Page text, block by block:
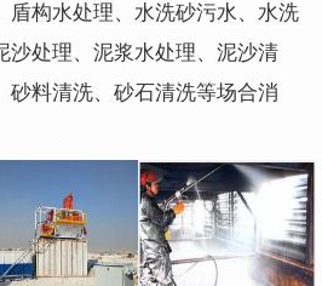
盾构水处理、水洗砂污水、水洗
沙处理、泥浆水处理、泥沙清
砂料清洗、砂石清洗等场合消